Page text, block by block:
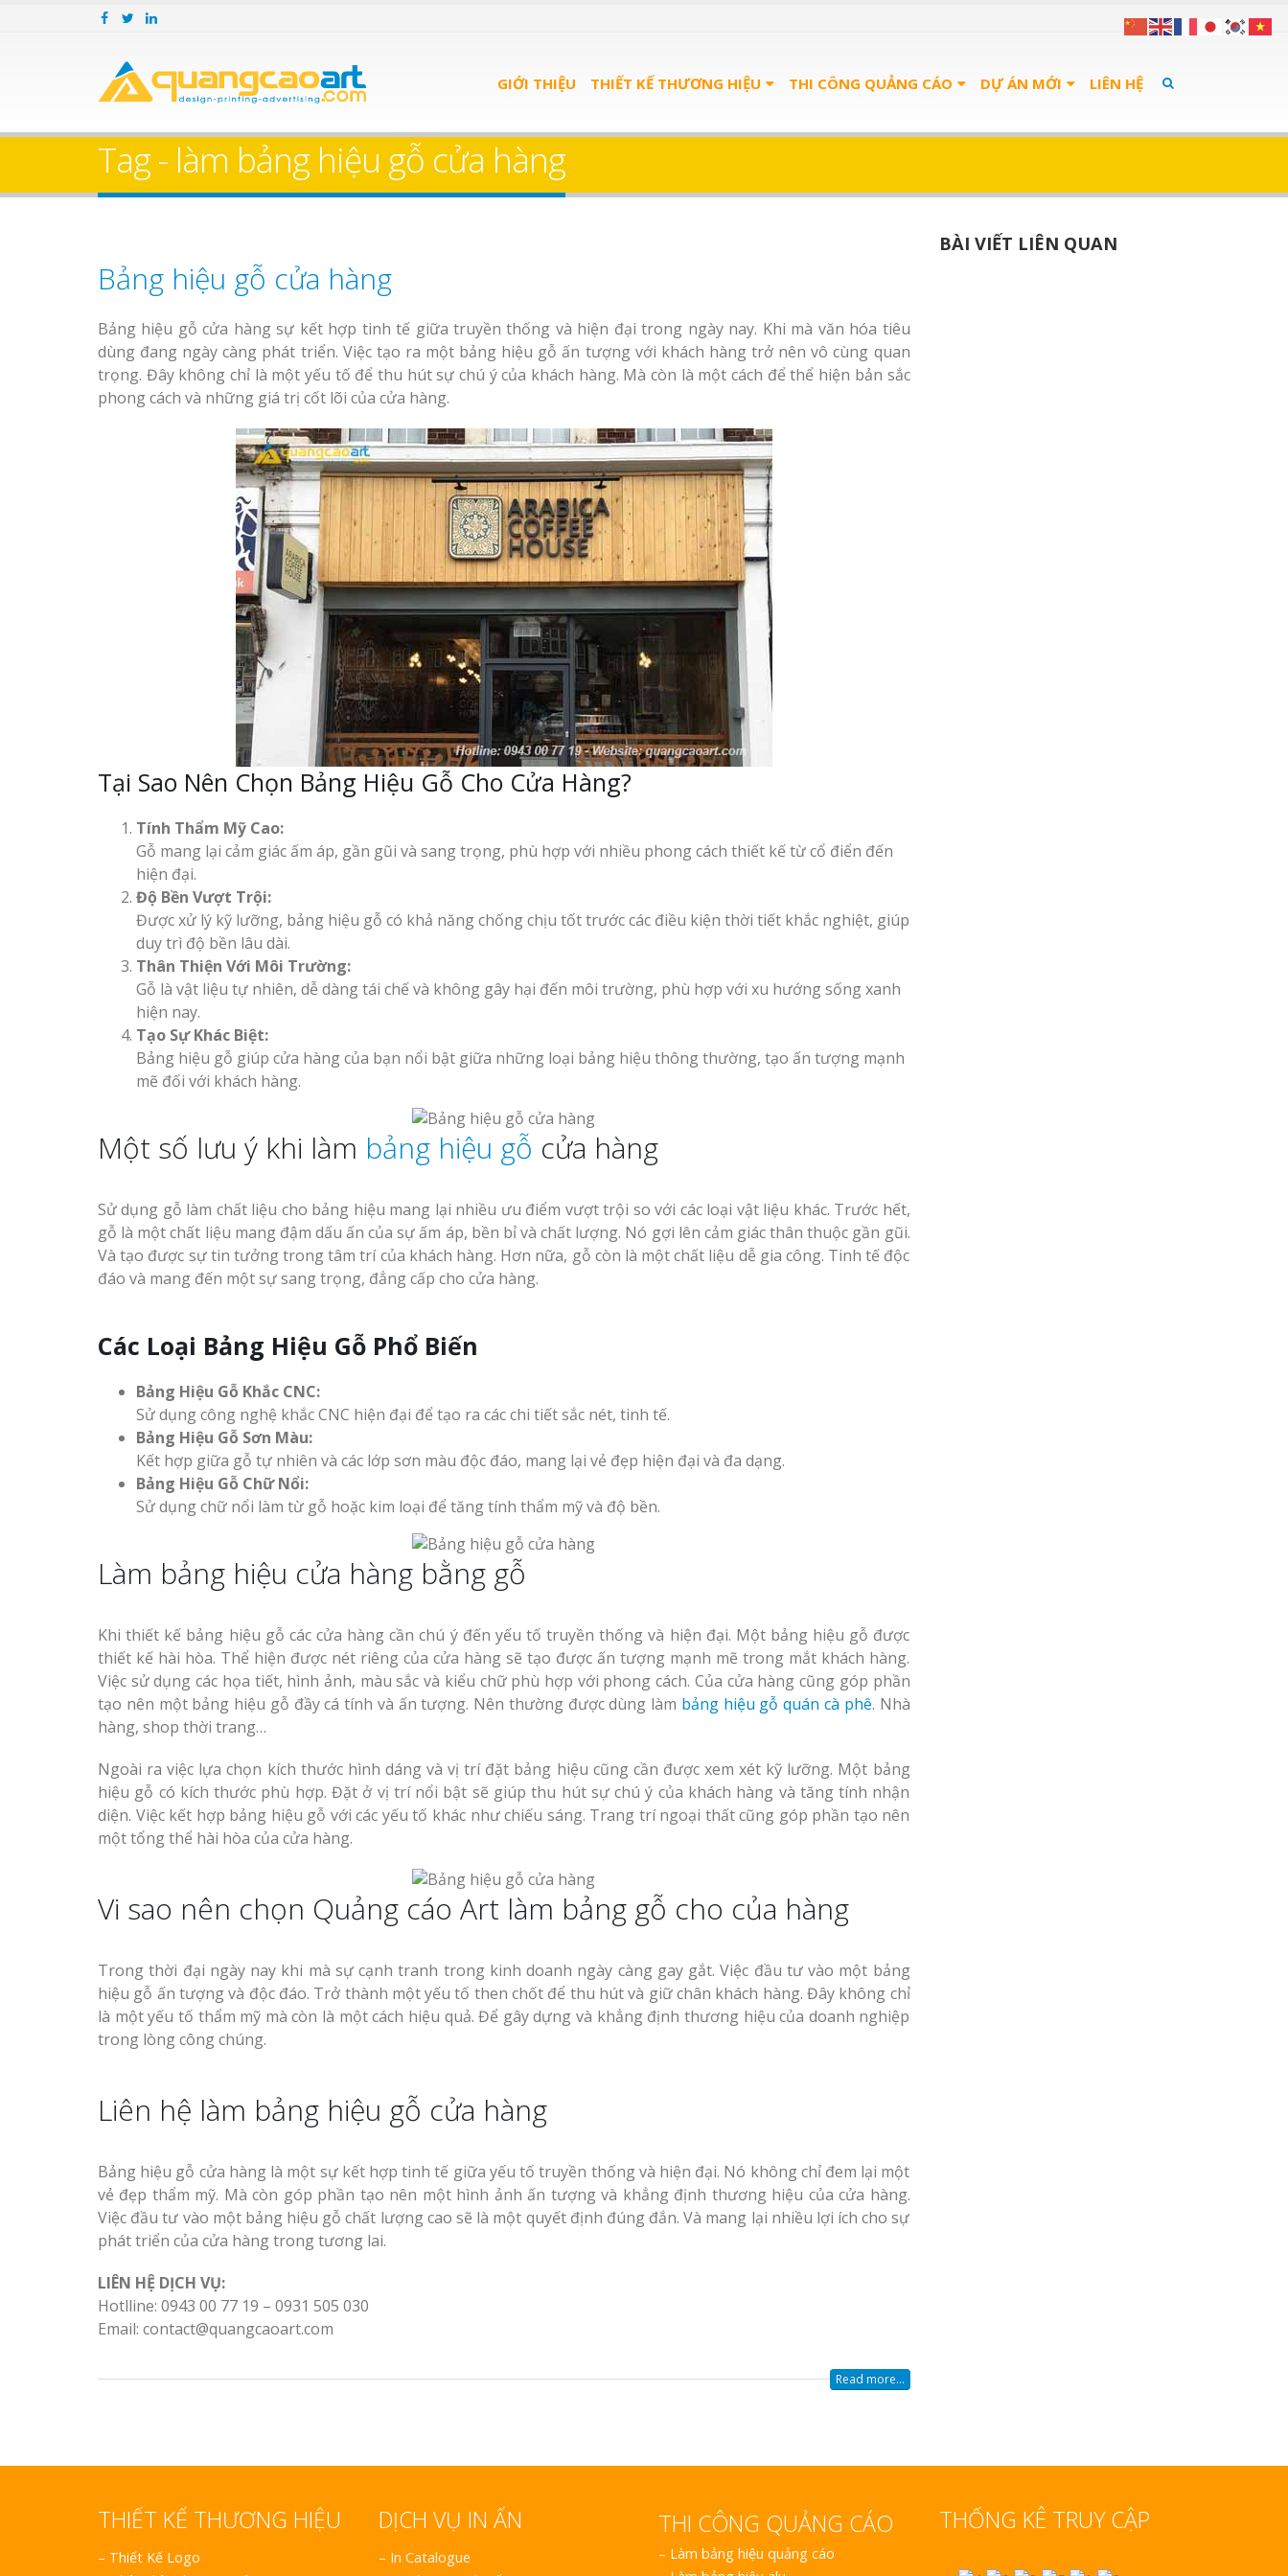
GIỚI THIỆU THIẾT KẾ THƯƠNG HIỆU THI CÔNG QUẢNG CÁO DỰ ÁN MỚI LIÊN HỆ
Tag - làm bảng hiệu gỗ cửa hàng
Bảng hiệu gỗ cửa hàng
Bảng hiệu gỗ cửa hàng sự kết hợp tinh tế giữa truyền thống và hiện đại trong ngày nay. Khi mà văn hóa tiêu
dùng đang ngày càng phát triển. Việc tạo ra một bảng hiệu gỗ ấn tượng với khách hàng trở nên vô cùng quan
trọng. Đây không chỉ là một yếu tố để thu hút sự chú ý của khách hàng. Mà còn là một cách để thể hiện bản sắc
phong cách và những giá trị cốt lõi của cửa hàng.
Tại Sao Nên Chọn Bảng Hiệu Gỗ Cho Cửa Hàng?
Tính Thẩm Mỹ Cao:
Gỗ mang lại cảm giác ấm áp, gần gũi và sang trọng, phù hợp với nhiều phong cách thiết kế từ cổ điển đến
hiện đại.
Độ Bền Vượt Trội:
Được xử lý kỹ lưỡng, bảng hiệu gỗ có khả năng chống chịu tốt trước các điều kiện thời tiết khắc nghiệt, giúp
duy trì độ bền lâu dài.
Thân Thiện Với Môi Trường:
Gỗ là vật liệu tự nhiên, dễ dàng tái chế và không gây hại đến môi trường, phù hợp với xu hướng sống xanh
hiện nay.
Tạo Sự Khác Biệt:
Bảng hiệu gỗ giúp cửa hàng của bạn nổi bật giữa những loại bảng hiệu thông thường, tạo ấn tượng mạnh
mẽ đối với khách hàng.
Một số lưu ý khi làm bảng hiệu gỗ cửa hàng
Sử dụng gỗ làm chất liệu cho bảng hiệu mang lại nhiều ưu điểm vượt trội so với các loại vật liệu khác. Trước hết,
gỗ là một chất liệu mang đậm dấu ấn của sự ấm áp, bền bỉ và chất lượng. Nó gợi lên cảm giác thân thuộc gần gũi.
Và tạo được sự tin tưởng trong tâm trí của khách hàng. Hơn nữa, gỗ còn là một chất liệu dễ gia công. Tinh tế độc
đáo và mang đến một sự sang trọng, đẳng cấp cho cửa hàng.
Các Loại Bảng Hiệu Gỗ Phổ Biến
Bảng Hiệu Gỗ Khắc CNC:
Sử dụng công nghệ khắc CNC hiện đại để tạo ra các chi tiết sắc nét, tinh tế.
Bảng Hiệu Gỗ Sơn Màu:
Kết hợp giữa gỗ tự nhiên và các lớp sơn màu độc đáo, mang lại vẻ đẹp hiện đại và đa dạng.
Bảng Hiệu Gỗ Chữ Nổi:
Sử dụng chữ nổi làm từ gỗ hoặc kim loại để tăng tính thẩm mỹ và độ bền.
Làm bảng hiệu cửa hàng bằng gỗ
Khi thiết kế bảng hiệu gỗ các cửa hàng cần chú ý đến yếu tố truyền thống và hiện đại. Một bảng hiệu gỗ được
thiết kế hài hòa. Thể hiện được nét riêng của cửa hàng sẽ tạo được ấn tượng mạnh mẽ trong mắt khách hàng.
Việc sử dụng các họa tiết, hình ảnh, màu sắc và kiểu chữ phù hợp với phong cách. Của cửa hàng cũng góp phần
tạo nên một bảng hiệu gỗ đầy cá tính và ấn tượng. Nên thường được dùng làm bảng hiệu gỗ quán cà phê. Nhà
hàng, shop thời trang…
Ngoài ra việc lựa chọn kích thước hình dáng và vị trí đặt bảng hiệu cũng cần được xem xét kỹ lưỡng. Một bảng
hiệu gỗ có kích thước phù hợp. Đặt ở vị trí nổi bật sẽ giúp thu hút sự chú ý của khách hàng và tăng tính nhận
diện. Việc kết hợp bảng hiệu gỗ với các yếu tố khác như chiếu sáng. Trang trí ngoại thất cũng góp phần tạo nên
một tổng thể hài hòa của cửa hàng.
Vi sao nên chọn Quảng cáo Art làm bảng gỗ cho của hàng
Trong thời đại ngày nay khi mà sự cạnh tranh trong kinh doanh ngày càng gay gắt. Việc đầu tư vào một bảng
hiệu gỗ ấn tượng và độc đáo. Trở thành một yếu tố then chốt để thu hút và giữ chân khách hàng. Đây không chỉ
là một yếu tố thẩm mỹ mà còn là một cách hiệu quả. Để gây dựng và khẳng định thương hiệu của doanh nghiệp
trong lòng công chúng.
Liên hệ làm bảng hiệu gỗ cửa hàng
Bảng hiệu gỗ cửa hàng là một sự kết hợp tinh tế giữa yếu tố truyền thống và hiện đại. Nó không chỉ đem lại một
vẻ đẹp thẩm mỹ. Mà còn góp phần tạo nên một hình ảnh ấn tượng và khẳng định thương hiệu của cửa hàng.
Việc đầu tư vào một bảng hiệu gỗ chất lượng cao sẽ là một quyết định đúng đắn. Và mang lại nhiều lợi ích cho sự
phát triển của cửa hàng trong tương lai.
LIÊN HỆ DỊCH VỤ:
Hotlline: 0943 00 77 19 – 0931 505 030
Email: contact@quangcaoart.com
Read more...
BÀI VIẾT LIÊN QUAN
THIẾT KẾ THƯƠNG HIỆU
– Thiết Kế Logo
DỊCH VỤ IN ẤN
– In Catalogue
THI CÔNG QUẢNG CÁO
– Làm bảng hiệu quảng cáo
THỐNG KÊ TRUY CẬP